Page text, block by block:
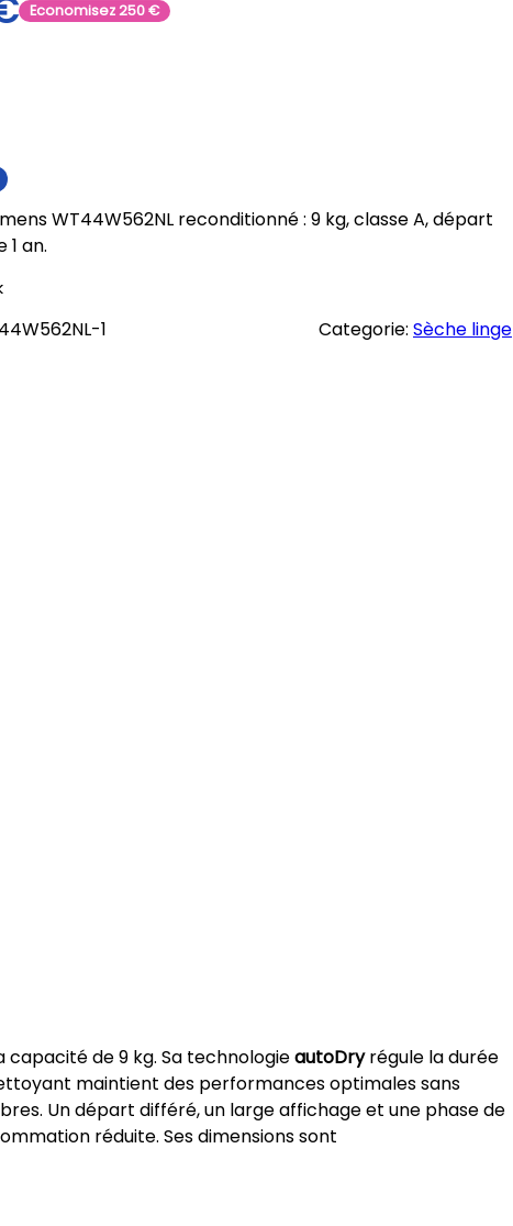
Economisez250€
WT44W562NL reconditionné : 9 kg, classe A, départ
an.
1 Categorie: Sèche linge
capacité de 9 kg. Sa technologieautoDryrégule la durée
maintient des performances optimales sans
Un départ différé, un large affichage et une phase de
réduite. Ses dimensions sont